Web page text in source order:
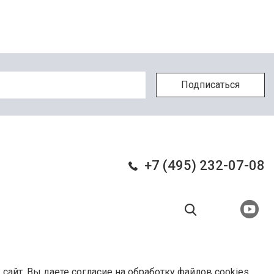
+7 (495) 232-07-08